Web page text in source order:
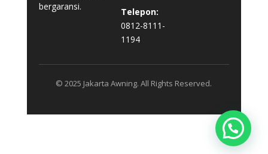
bergaransi.
Telepon:
0812-8111-
1194
© 2025 Jakarta Awning. All Rights Reserved.